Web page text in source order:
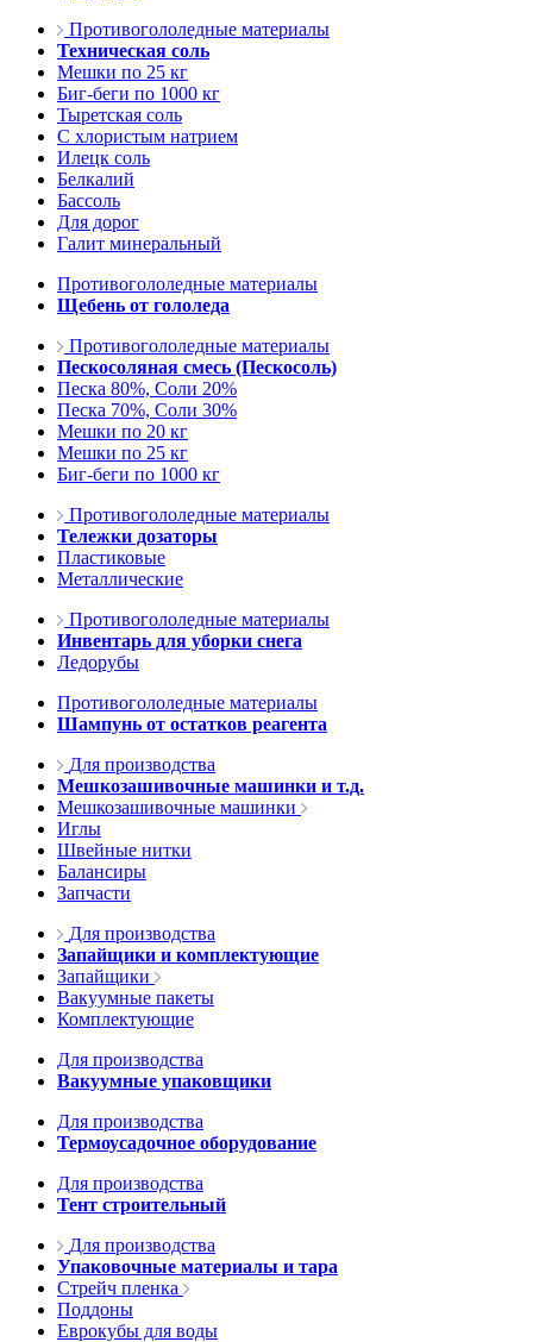
Противогололедные материалы
Техническая соль
Мешки по 25 кг
Биг-беги по 1000 кг
Тыретская соль
С хлористым натрием
Илецк соль
Белкалий
Бассоль
Для дорог
Галит минеральный
Противогололедные материалы
Щебень от гололеда
Противогололедные материалы
Пескосоляная смесь (Пескосоль)
Песка 80%, Соли 20%
Песка 70%, Соли 30%
Мешки по 20 кг
Мешки по 25 кг
Биг-беги по 1000 кг
Противогололедные материалы
Тележки дозаторы
Пластиковые
Металлические
Противогололедные материалы
Инвентарь для уборки снега
Ледорубы
Противогололедные материалы
Шампунь от остатков реагента
Для производства
Мешкозашивочные машинки и т.д.
Мешкозашивочные машинки
Иглы
Швейные нитки
Балансиры
Запчасти
Для производства
Запайщики и комплектующие
Запайщики
Вакуумные пакеты
Комплектующие
Для производства
Вакуумные упаковщики
Для производства
Термоусадочное оборудование
Для производства
Тент строительный
Для производства
Упаковочные материалы и тара
Стрейч пленка
Поддоны
Еврокубы для воды